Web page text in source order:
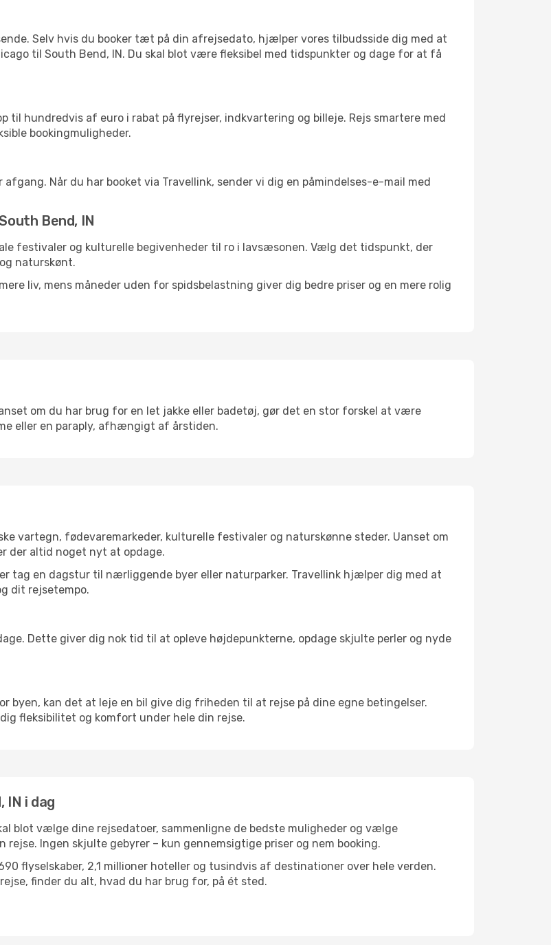
Selv hvis du booker tæt på din afrejsedato, hjælper vores tilbudsside dig med at
til South Bend, IN. Du skal blot være fleksibel med tidspunkter og dage for at få
til hundredvis af euro i rabat på flyrejser, indkvartering og billeje. Rejs smartere med
bookingmuligheder.
Når du har booket via Travellink, sender vi dig en påmindelses-e-mail med
Bend, IN
festivaler og kulturelle begivenheder til ro i lavsæsonen. Vælg det tidspunkt, der
naturskønt.
liv, mens måneder uden for spidsbelastning giver dig bedre priser og en mere rolig
om du har brug for en let jakke eller badetøj, gør det en stor forskel at være
eller en paraply, afhængigt af årstiden.
vartegn, fødevaremarkeder, kulturelle festivaler og naturskønne steder. Uanset om
der altid noget nyt at opdage.
tag en dagstur til nærliggende byer eller naturparker. Travellink hjælper dig med at
dit rejsetempo.
Dette giver dig nok tid til at opleve højdepunkterne, opdage skjulte perler og nyde
byen, kan det at leje en bil give dig friheden til at rejse på dine egne betingelser.
fleksibilitet og komfort under hele din rejse.
IN i dag
blot vælge dine rejsedatoer, sammenligne de bedste muligheder og vælge
Ingen skjulte gebyrer – kun gennemsigtige priser og nem booking.
flyselskaber, 2,1 millioner hoteller og tusindvis af destinationer over hele verden.
finder du alt, hvad du har brug for, på ét sted.